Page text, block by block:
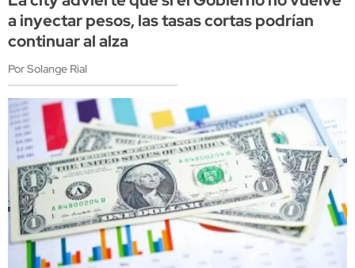
a inyectar pesos, las tasas cortas podrían
continuar al alza
Por Solange Rial